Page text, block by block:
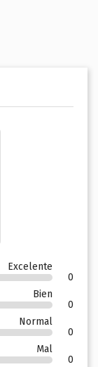
Excelente
0
Bien
0
Normal
0
Mal
0